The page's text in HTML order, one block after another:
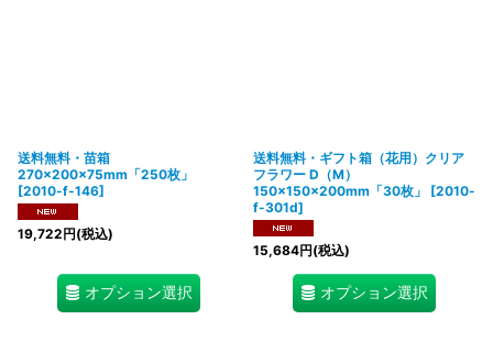
送料無料・苗箱
270×200×75mm「250枚」
[2010-f-146]
19,722円(税込)
オプション選択
送料無料・ギフト箱（花用）クリア
フラワー D（M）
150×150×200mm「30枚」
[2010-
f-301d]
15,684円(税込)
オプション選択